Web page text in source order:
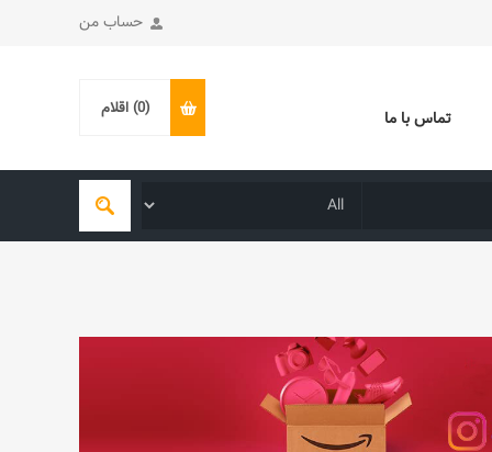
حساب من
تماس با ما (0) اقلام